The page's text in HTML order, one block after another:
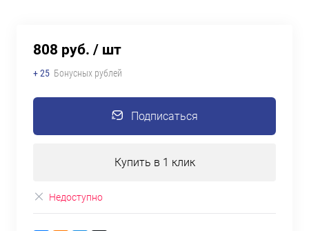
808 руб. / шт
+ 25 Бонусных рублей
Подписаться
Купить в 1 клик
Недоступно